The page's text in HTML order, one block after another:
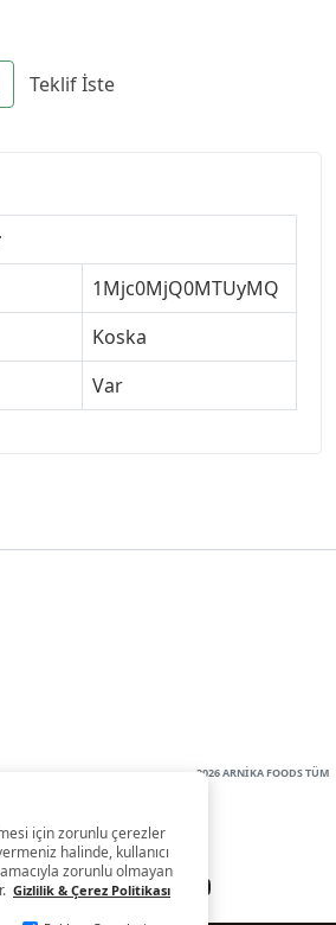
Teklif İste
1Mjc0MjQ0MTUyMQ
Koska
Var
2026 ARNİKA FOODS TÜM
için zorunlu çerezler
halinde, kullanıcı
zorunlu olmayan
Gizlilik & Çerez Politikası